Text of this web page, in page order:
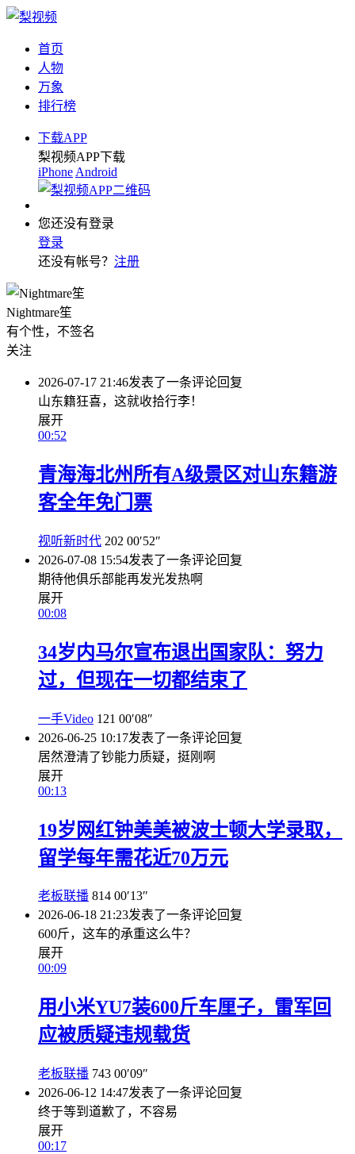
首页
人物
万象
排行榜
下载APP
梨视频APP下载
iPhone Android
您还没有登录
登录
还没有帐号？ 注册
Nightmare笙
有个性，不签名
关注
2026-07-17 21:46发表了一条评论回复
山东籍狂喜，这就收拾行李！
展开
00:52
青海海北州所有A级景区对山东籍游
客全年免门票
视听新时代 202 00′52″
2026-07-08 15:54发表了一条评论回复
期待他俱乐部能再发光发热啊
展开
00:08
34岁内马尔宣布退出国家队：努力
过，但现在一切都结束了
一手Video 121 00′08″
2026-06-25 10:17发表了一条评论回复
居然澄清了钞能力质疑，挺刚啊
展开
00:13
19岁网红钟美美被波士顿大学录取，
留学每年需花近70万元
老板联播 814 00′13″
2026-06-18 21:23发表了一条评论回复
600斤，这车的承重这么牛？
展开
00:09
用小米YU7装600斤车厘子，雷军回
应被质疑违规载货
老板联播 743 00′09″
2026-06-12 14:47发表了一条评论回复
终于等到道歉了，不容易
展开
00:17